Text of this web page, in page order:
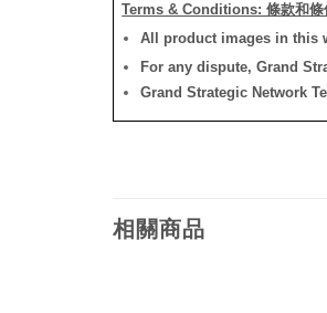
Terms & Conditions: 條款和條
All product images in this
For any dispute, Grand
Grand Strategic Network
相關商品